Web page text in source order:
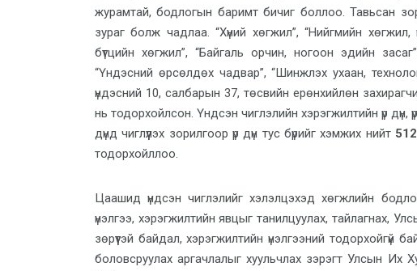
журамтай, бодлогын баримт бичиг боллоо. Тавьсан
зураг болж чадлаа. “Хүний хөгжил”, “Нийгмийн хөгжил,
бүтцийн хөгжил”, “Байгаль орчин, ногоон эдийн
“Үндэсний өрсөлдөх чадвар”, “Шинжлэх ухаан,
үндэсний 10, салбарын 37, төсвийн ерөнхийлөн
нь тодорхойлсон. Үндсэн чиглэлийн хэрэгжилтийн үр дүн,
дүнд чиглүүлэх зорилгоор үр дүн тус бүрийг хэмжих нийт 512
тодорхойллоо.
Цаашид үндсэн чиглэлийг хэлэлцэхэд хөгжлийн
үнэлгээ, хэрэгжилтийн явцыг танилцуулах, тайлагнах,
зөрүүтэй байдал, хэрэгжилтийн үнэлгээний
боловсруулах аргачлалыг хуульчлах зэрэгт Улсын Их